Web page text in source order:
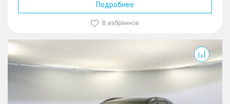
Подробнее
В избранное
Jolion